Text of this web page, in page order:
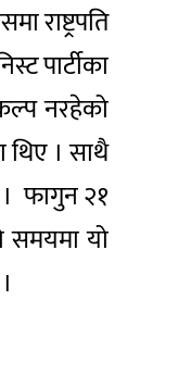
राष्ट्रपति
पार्टीका
नरहेको
थिए । साथै
फागुन २१
समयमा यो